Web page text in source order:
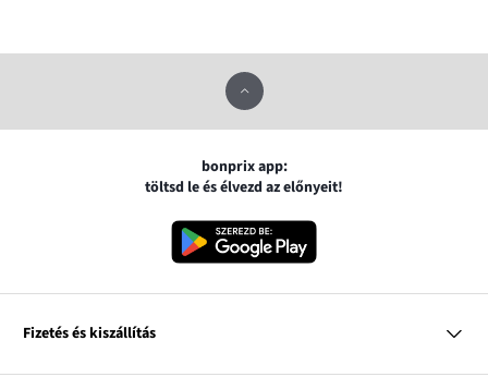
bonprix app:
töltsd le és élvezd az előnyeit!
Fizetés és kiszállítás